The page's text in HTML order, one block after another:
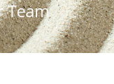
Team